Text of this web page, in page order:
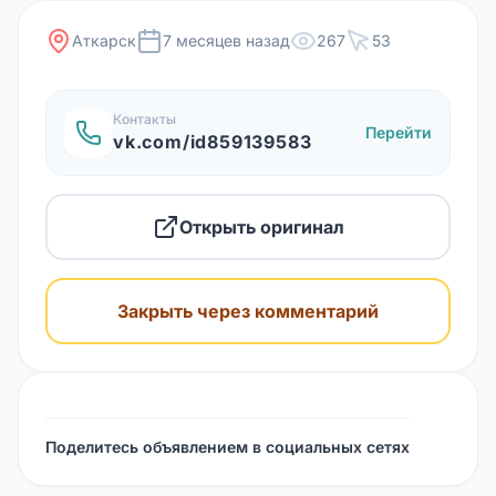
Аткарск 7 месяцев назад 267 53
Контакты
vk.com/id859139583 Перейти
Открыть оригинал
Закрыть через комментарий
Поделитесь объявлением в социальных сетях